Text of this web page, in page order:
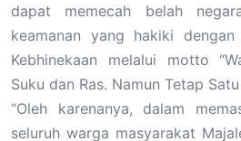
dapat memecah belah
keamanan yang hakiki dengan
Kebhinekaan melalui motto
Suku dan Ras. Namun Tetap
“Oleh karenanya, dalam
seluruh warga masyarakat